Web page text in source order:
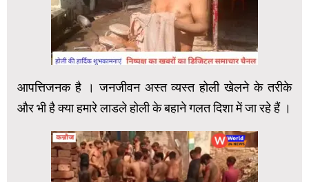
आपत्तिजनक है । जनजीवन अस्त व्यस्त होली खेलने के तरीके
और भी है क्या हमारे लाडले होली के बहाने गलत दिशा में जा रहे हैं ।